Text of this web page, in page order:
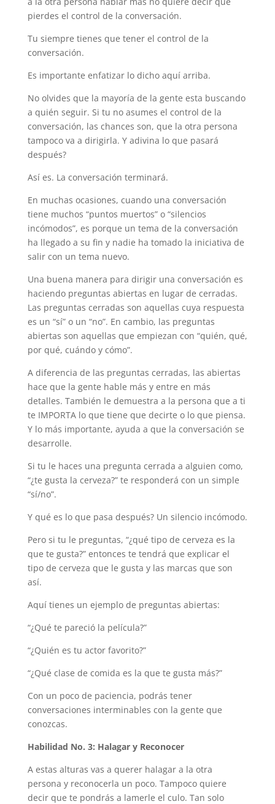
pierdes el control de la conversación.
Tu siempre tienes que tener el control de la
conversación.
Es importante enfatizar lo dicho aquí arriba.
No olvides que la mayoría de la gente esta buscando
a quién seguir. Si tu no asumes el control de la
conversación, las chances son, que la otra persona
tampoco va a dirigirla. Y adivina lo que pasará
después?
Así es. La conversación terminará.
En muchas ocasiones, cuando una conversación
tiene muchos “puntos muertos” o “silencios
incómodos”, es porque un tema de la conversación
ha llegado a su fin y nadie ha tomado la iniciativa de
salir con un tema nuevo.
Una buena manera para dirigir una conversación es
haciendo preguntas abiertas en lugar de cerradas.
Las preguntas cerradas son aquellas cuya respuesta
es un “sí” o un “no”. En cambio, las preguntas
abiertas son aquellas que empiezan con “quién, qué,
por qué, cuándo y cómo”.
A diferencia de las preguntas cerradas, las abiertas
hace que la gente hable más y entre en más
detalles. También le demuestra a la persona que a ti
te IMPORTA lo que tiene que decirte o lo que piensa.
Y lo más importante, ayuda a que la conversación se
desarrolle.
Si tu le haces una pregunta cerrada a alguien como,
“¿te gusta la cerveza?” te responderá con un simple
“sí/no”.
Y qué es lo que pasa después? Un silencio incómodo.
Pero si tu le preguntas, “¿qué tipo de cerveza es la
que te gusta?” entonces te tendrá que explicar el
tipo de cerveza que le gusta y las marcas que son
así.
Aquí tienes un ejemplo de preguntas abiertas:
“¿Qué te pareció la película?”
“¿Quién es tu actor favorito?”
“¿Qué clase de comida es la que te gusta más?”
Con un poco de paciencia, podrás tener
conversaciones interminables con la gente que
conozcas.
Habilidad No. 3: Halagar y Reconocer
A estas alturas vas a querer halagar a la otra
persona y reconocerla un poco. Tampoco quiere
decir que te pondrás a lamerle el culo. Tan solo